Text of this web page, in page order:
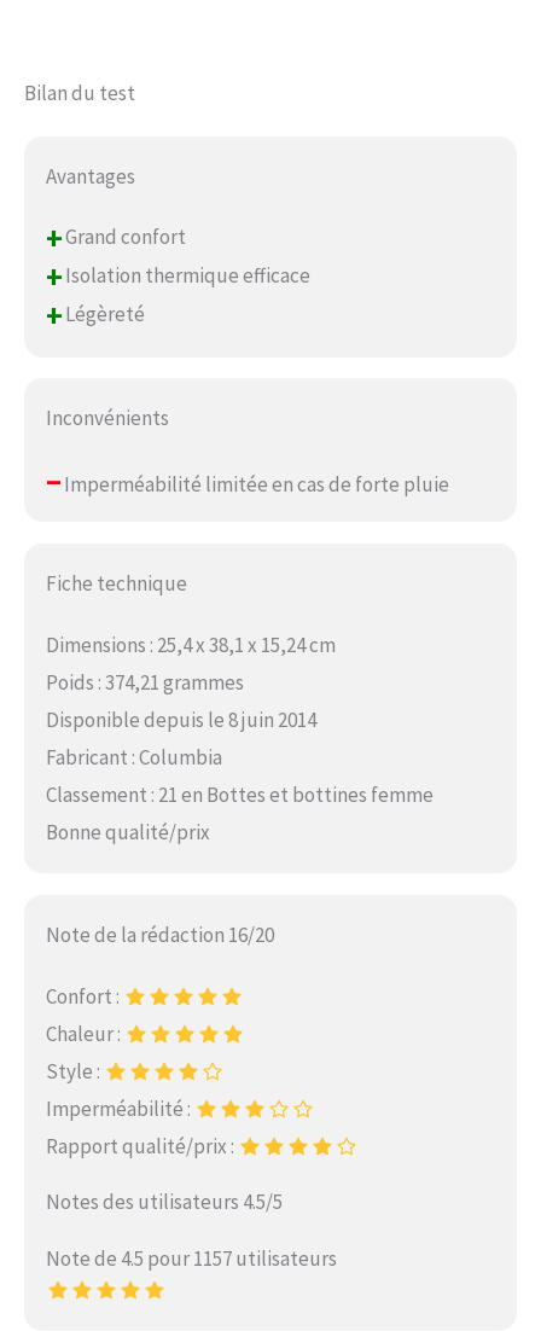
Bilan du test
Avantages
+Grand confort
+Isolation thermique efficace
+Légèreté
Inconvénients
–Imperméabilité limitée en cas de forte pluie
Fiche technique
Dimensions : 25,4 x 38,1 x 15,24 cm
Poids : 374,21 grammes
Disponible depuis le 8 juin 2014
Fabricant : Columbia
Classement : 21 en Bottes et bottines femme
Bonne qualité/prix
Note de la rédaction 16/20
Confort :
Chaleur :
Style :
Imperméabilité :
Rapport qualité/prix :
Notes des utilisateurs 4.5/5
Note de 4.5 pour 1157 utilisateurs